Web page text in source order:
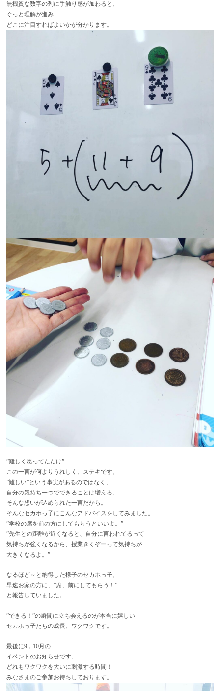
無機質な数字の列に手触り感が加わると、
ぐっと理解が進み、
どこに注目すればよいかが分かります。
”難しく思ってただけ”
この一言が何よりうれしく、ステキです。
”難しい”という事実があるのではなく、
自分の気持ち一つでできることは増える。
そんな想いが込められた一言だから。
そんなセカホっ子にこんなアドバイスをしてみました。
”学校の席を前の方にしてもらうといいよ。”
”先生との距離が近くなると、自分に言われてるって
気持ちが強くなるから、授業きくぞーって気持ちが
大きくなるよ。”
なるほど～と納得した様子のセカホっ子。
早速お家の方に、”席、前にしてもらう！”
と報告していました。
”できる！”の瞬間に立ち会えるのが本当に嬉しい！
セカホっ子たちの成長、ワクワクです。
最後に9，10月の
イベントのお知らせです。
どれもワクワクを大いに刺激する時間！
みなさまのご参加お待ちしております。